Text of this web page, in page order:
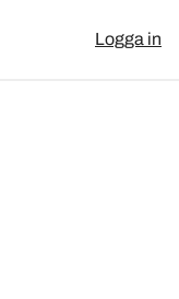
Logga in